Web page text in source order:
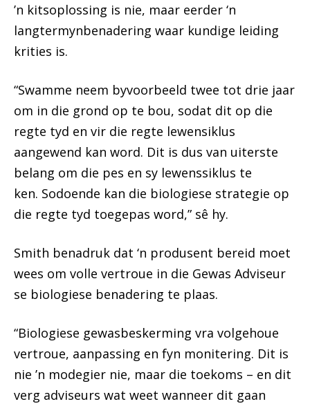
’n kitsoplossing is nie, maar eerder ‘n
langtermynbenadering waar kundige leiding
krities is.
“Swamme neem byvoorbeeld twee tot drie jaar
om in die grond op te bou, sodat dit op die
regte tyd en vir die regte lewensiklus
aangewend kan word. Dit is dus van uiterste
belang om die pes en sy lewenssiklus te
ken. Sodoende kan die biologiese strategie op
die regte tyd toegepas word,” sê hy.
Smith benadruk dat ‘n produsent bereid moet
wees om volle vertroue in die Gewas Adviseur
se biologiese benadering te plaas.
“Biologiese gewasbeskerming vra volgehoue
vertroue, aanpassing en fyn monitering. Dit is
nie ’n modegier nie, maar die toekoms – en dit
verg adviseurs wat weet wanneer dit gaan